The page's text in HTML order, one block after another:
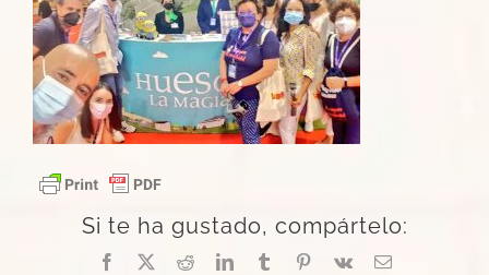
Si te ha gustado, compártelo:
Facebook
X RedditLinkedInTumblrPinterest
Vk
Correo